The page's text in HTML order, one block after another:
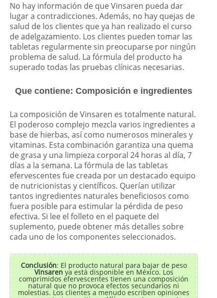
No hay información de que Vinsaren pueda dar
lugar a contradicciones. Además, no hay quejas de
salud de los clientes que ya han realizado el curso
de adelgazamiento. Los clientes pueden tomar las
tabletas regularmente sin preocuparse por ningún
problema de salud. La fórmula del producto ha
superado todas las pruebas clínicas necesarias.
Que contiene: Composición e ingredientes
La composición de Vinsaren es totalmente natural.
El poderoso complejo mezcla varios ingredientes a
base de hierbas, así como numerosos minerales y
vitaminas. Esta combinación garantiza una quema
de grasa y una limpieza corporal 24 horas al día, 7
días a la semana. La fórmula de las tabletas
efervescentes fue creada por un destacado equipo
de nutricionistas y científicos. Querían utilizar
tantos ingredientes naturales beneficiosos como
fuera posible para estimular la pérdida de peso
efectiva. Si lee el folleto en el paquete del
suplemento, puede obtener más detalles sobre
cada uno de los componentes seleccionados.
Conclusión: El producto natural para bajar de peso
Vinsaren ya está disponible en México. Los
comprimidos efervescentes tienen una composición
natural que no provoca efectos secundarios ni
molestias. Los clientes a menudo escriben opiniones